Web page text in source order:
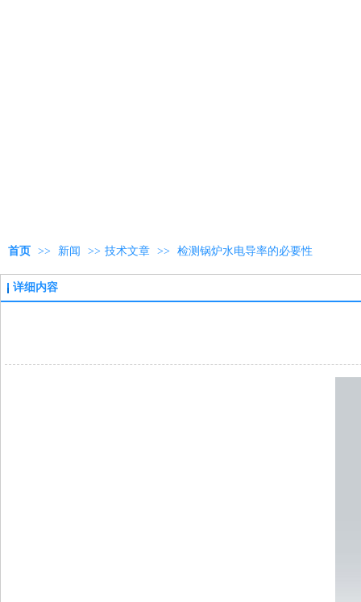
首页 >> 新闻 >> 技术文章 >> 检测锅炉水电导率的必要性
详细内容